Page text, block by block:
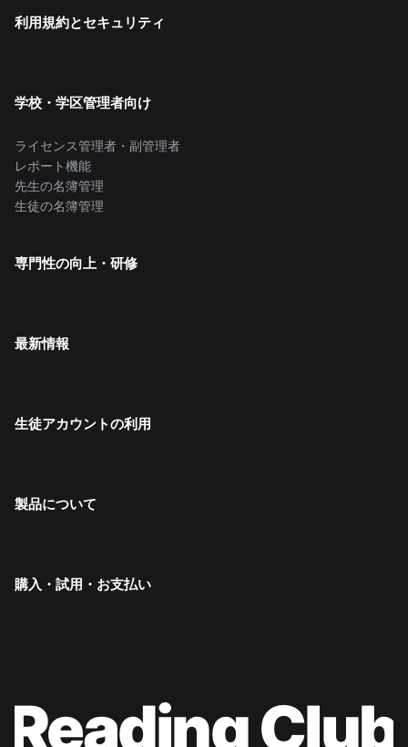
利用規約とセキュリティ
学校・学区管理者向け
ライセンス管理者・副管理者
レポート機能
先生の名簿管理
生徒の名簿管理
専門性の向上・研修
最新情報
生徒アカウントの利用
製品について
購入・試用・お支払い
Reading Club